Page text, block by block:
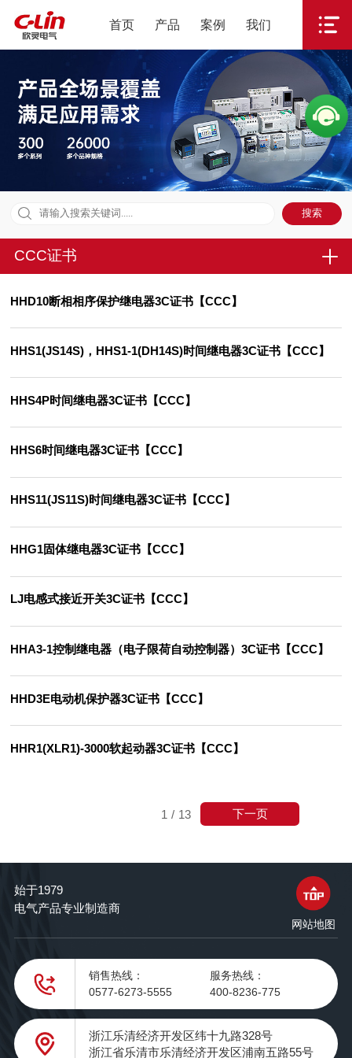
首页 产品 案例 我们
CCC证书
HHD10断相相序保护继电器3C证书【CCC】
HHS1(JS14S)，HHS1-1(DH14S)时间继电器3C证书【CCC】
HHS4P时间继电器3C证书【CCC】
HHS6时间继电器3C证书【CCC】
HHS11(JS11S)时间继电器3C证书【CCC】
HHG1固体继电器3C证书【CCC】
LJ电感式接近开关3C证书【CCC】
HHA3-1控制继电器（电子限荷自动控制器）3C证书【CCC】
HHD3E电动机保护器3C证书【CCC】
HHR1(XLR1)-3000软起动器3C证书【CCC】
1 / 13 下一页
始于1979
电气产品专业制造商
网站地图
销售热线：
0577-6273-5555
服务热线：
400-8236-775
浙江乐清经济开发区纬十九路328号
浙江省乐清市乐清经济开发区浦南五路55号